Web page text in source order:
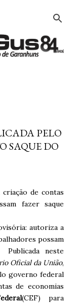
PELO
SAQUE DO
autoriza a
possam
Publicada neste
Oficial da União,
governo federal
de economias
(CEF) para